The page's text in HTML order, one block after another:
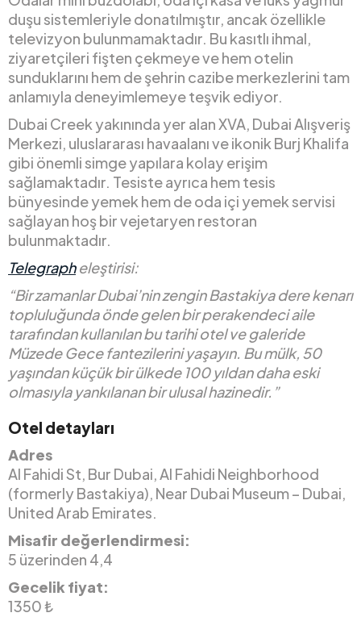
duşu sistemleriyle donatılmıştır, ancak özellikle
televizyon bulunmamaktadır. Bu kasıtlı ihmal,
ziyaretçileri fişten çekmeye ve hem otelin
sunduklarını hem de şehrin cazibe merkezlerini tam
anlamıyla deneyimlemeye teşvik ediyor.
Dubai Creek yakınında yer alan XVA, Dubai Alışveriş
Merkezi, uluslararası havaalanı ve ikonik Burj Khalifa
gibi önemli simge yapılara kolay erişim
sağlamaktadır. Tesiste ayrıca hem tesis
bünyesinde yemek hem de oda içi yemek servisi
sağlayan hoş bir vejetaryen restoran
bulunmaktadır.
Telegraph eleştirisi:
“Bir zamanlar Dubai’nin zengin Bastakiya dere kenarı
topluluğunda önde gelen bir perakendeci aile
tarafından kullanılan bu tarihi otel ve galeride
Müzede Gece fantezilerini yaşayın. Bu mülk, 50
yaşından küçük bir ülkede 100 yıldan daha eski
olmasıyla yankılanan bir ulusal hazinedir.”
Otel detayları
Adres
Al Fahidi St, Bur Dubai, Al Fahidi Neighborhood
(formerly Bastakiya), Near Dubai Museum – Dubai,
United Arab Emirates.
Misafir değerlendirmesi:
5 üzerinden 4,4
Gecelik fiyat:
1350 ₺